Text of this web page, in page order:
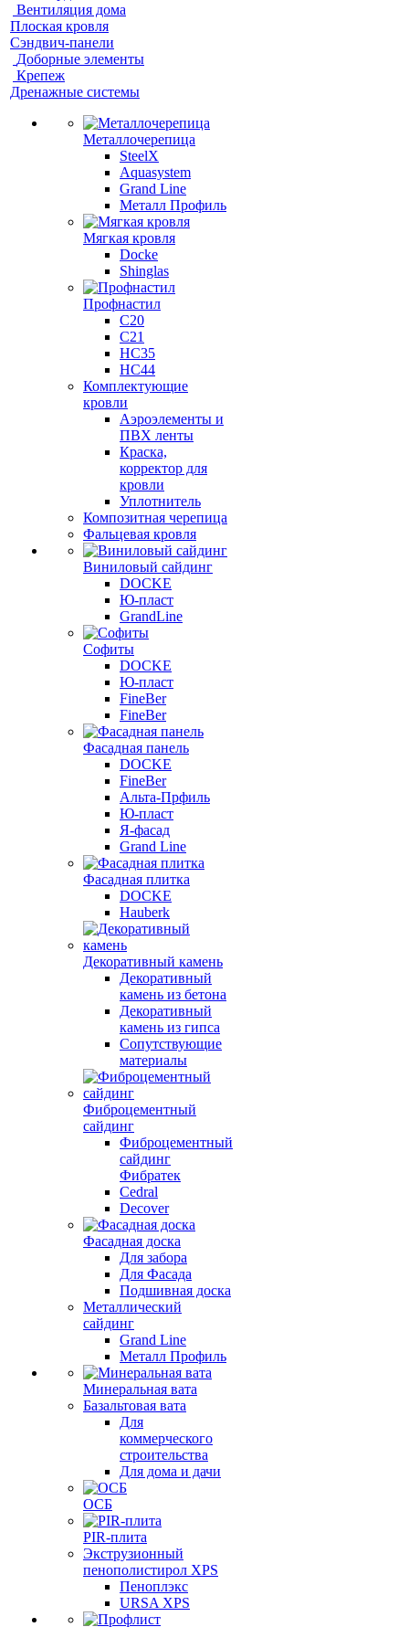
Вентиляция дома
Плоская кровля
Сэндвич-панели
Доборные элементы
Крепеж
Дренажные системы
Металлочерепица
SteelX
Aquasystem
Grand Line
Металл Профиль
Мягкая кровля
Docke
Shinglas
Профнастил
C20
C21
НС35
НС44
Комплектующие
кровли
Аэроэлементы и
ПВХ ленты
Краска,
корректор для
кровли
Уплотнитель
Композитная черепица
Фальцевая кровля
Виниловый сайдинг
DOCKE
Ю-пласт
GrandLine
Софиты
DOCKE
Ю-пласт
FineBer
FineBer
Фасадная панель
DOCKE
FineBer
Альта-Прфиль
Ю-пласт
Я-фасад
Grand Line
Фасадная плитка
DOCKE
Hauberk
Декоративный камень
Декоративный
камень из бетона
Декоративный
камень из гипса
Сопутствующие
материалы
Фиброцементный
сайдинг
Фиброцементный
сайдинг
Фибратек
Cedral
Decover
Фасадная доска
Для забора
Для Фасада
Подшивная доска
Металлический
сайдинг
Grand Line
Металл Профиль
Минеральная вата
Базальтовая вата
Для
коммерческого
строительства
Для дома и дачи
ОСБ
PIR-плита
Экструзионный
пенополистирол XPS
Пеноплэкс
URSA XPS